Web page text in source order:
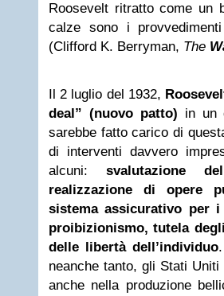
Roosevelt ritratto come un
calze sono i
(Clifford K. Berryman, The
Il 2 luglio del 1932,
deal” (nuovo patto) in un
sarebbe fatto carico di
di interventi davvero
alcuni: svalutazione
realizzazione di opere
sistema assicurativo per
proibizionismo, tutela
delle libertà dell’individuo
neanche tanto, gli Stati
anche nella produzione